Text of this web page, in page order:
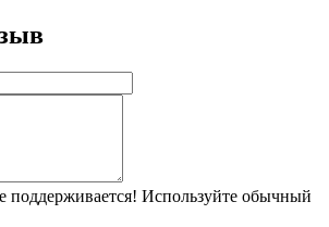
поддерживается! Используйте обычный